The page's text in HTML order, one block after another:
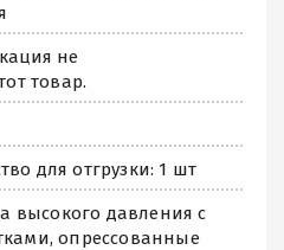
не
товар.
для отгрузки: 1 шт
высокого давления с
опрессованные